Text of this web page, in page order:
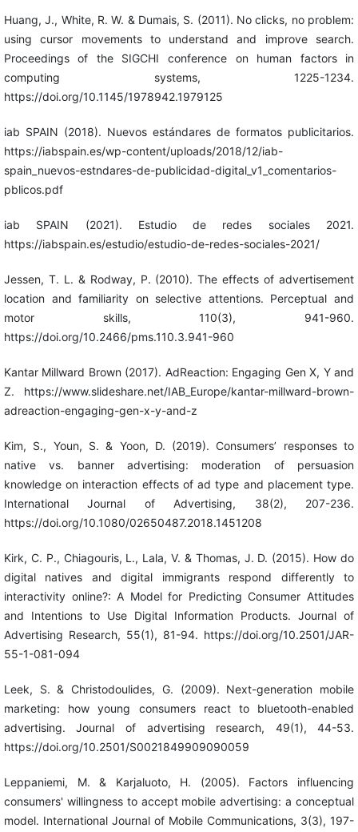
Huang, J., White, R. W. & Dumais, S. (2011). No clicks, no problem:
using cursor movements to understand and improve search.
Proceedings of the SIGCHI conference on human factors in
computing systems, 1225-1234.
https://doi.org/10.1145/1978942.1979125
iab SPAIN (2018). Nuevos estándares de formatos publicitarios.
https://iabspain.es/wp-content/uploads/2018/12/iab-
spain_nuevos-estndares-de-publicidad-digital_v1_comentarios-
pblicos.pdf
iab SPAIN (2021). Estudio de redes sociales 2021.
https://iabspain.es/estudio/estudio-de-redes-sociales-2021/
Jessen, T. L. & Rodway, P. (2010). The effects of advertisement
location and familiarity on selective attentions. Perceptual and
motor skills, 110(3), 941-960.
https://doi.org/10.2466/pms.110.3.941-960
Kantar Millward Brown (2017). AdReaction: Engaging Gen X, Y and
Z. https://www.slideshare.net/IAB_Europe/kantar-millward-brown-
adreaction-engaging-gen-x-y-and-z
Kim, S., Youn, S. & Yoon, D. (2019). Consumers’ responses to
native vs. banner advertising: moderation of persuasion
knowledge on interaction effects of ad type and placement type.
International Journal of Advertising, 38(2), 207-236.
https://doi.org/10.1080/02650487.2018.1451208
Kirk, C. P., Chiagouris, L., Lala, V. & Thomas, J. D. (2015). How do
digital natives and digital immigrants respond differently to
interactivity online?: A Model for Predicting Consumer Attitudes
and Intentions to Use Digital Information Products. Journal of
Advertising Research, 55(1), 81-94. https://doi.org/10.2501/JAR-
55-1-081-094
Leek, S. & Christodoulides, G. (2009). Next-generation mobile
marketing: how young consumers react to bluetooth-enabled
advertising. Journal of advertising research, 49(1), 44-53.
https://doi.org/10.2501/S0021849909090059
Leppaniemi, M. & Karjaluoto, H. (2005). Factors influencing
consumers' willingness to accept mobile advertising: a conceptual
model. International Journal of Mobile Communications, 3(3), 197-